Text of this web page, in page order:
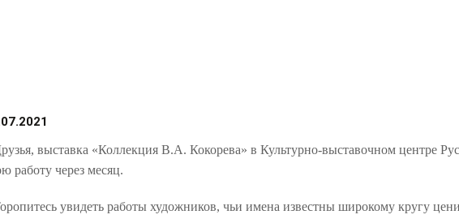
выставка «Коллекция В.А. Кокорева» в Культурно-выставочном центре
работу через месяц.
увидеть работы художников, чьи имена известны широкому кругу